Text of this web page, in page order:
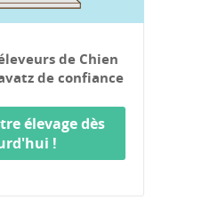
de Chien
de confiance
élevage dès
!